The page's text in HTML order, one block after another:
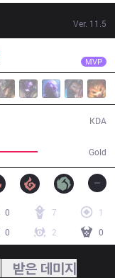
Ver. 11.5
MVP
Gold
KDA
0 7
1
0
2 0
받은 데미지